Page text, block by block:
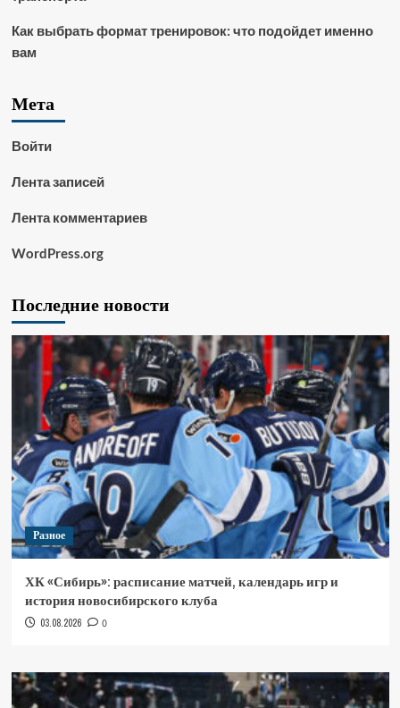
Как выбрать формат тренировок: что подойдет именно
вам
Мета
Войти
Лента записей
Лента комментариев
WordPress.org
Последние новости
Разное
ХК «Сибирь»: расписание матчей, календарь игр и
история новосибирского клуба
03.08.2026 0